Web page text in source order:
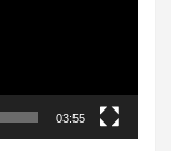
03:55